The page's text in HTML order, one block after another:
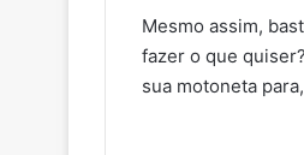
Mesmo assim,
fazer o que
sua motoneta